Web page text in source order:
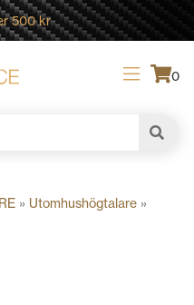
500 kr
0
» Utomhushögtalare »